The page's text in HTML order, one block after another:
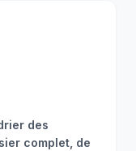
des
complet, de